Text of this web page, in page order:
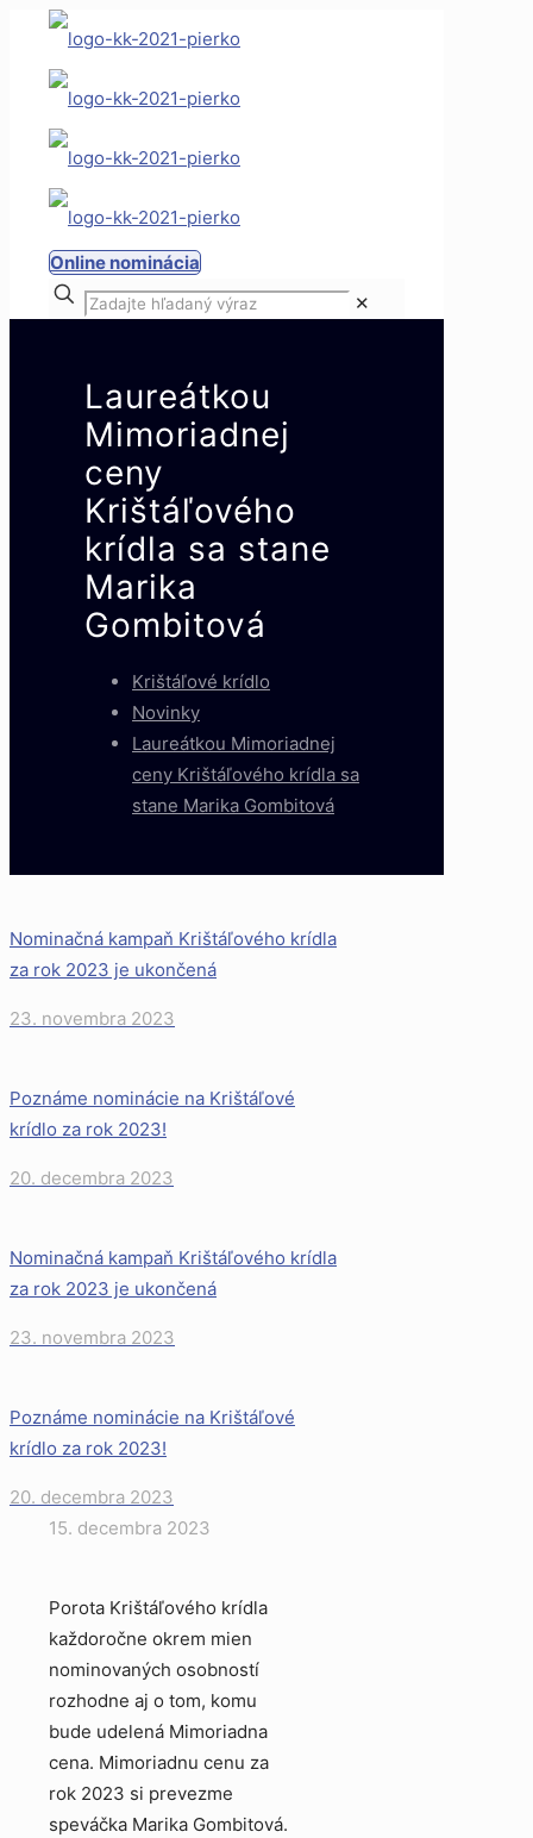
Online nominácia
✕
Laureátkou
Mimoriadnej
ceny
Krištáľového
krídla sa stane
Marika
Gombitová
Krištáľové krídlo
Novinky
Laureátkou Mimoriadnej
ceny Krištáľového krídla sa
stane Marika Gombitová
Nominačná kampaň Krištáľového krídla
za rok 2023 je ukončená
23. novembra 2023
Poznáme nominácie na Krištáľové
krídlo za rok 2023!
20. decembra 2023
Nominačná kampaň Krištáľového krídla
za rok 2023 je ukončená
23. novembra 2023
Poznáme nominácie na Krištáľové
krídlo za rok 2023!
20. decembra 2023
15. decembra 2023
Porota Krištáľového krídla
každoročne okrem mien
nominovaných osobností
rozhodne aj o tom, komu
bude udelená Mimoriadna
cena. Mimoriadnu cenu za
rok 2023 si prevezme
speváčka Marika Gombitová.